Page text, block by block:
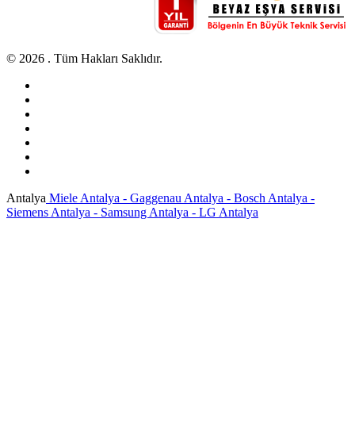
© 2026 . Tüm Hakları Saklıdır.
Antalya Miele Antalya - Gaggenau Antalya - Bosch Antalya -
Siemens Antalya - Samsung Antalya - LG Antalya